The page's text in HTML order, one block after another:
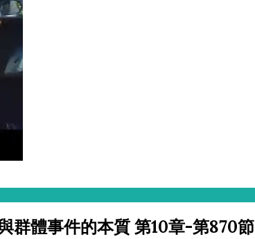
群體事件的本質 第10章-第870節